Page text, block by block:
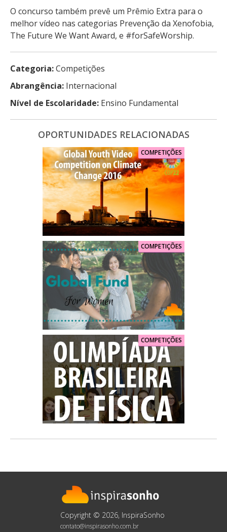
O concurso também prevê um Prêmio Extra para o
melhor vídeo nas categorias Prevenção da Xenofobia,
The Future We Want Award, e #forSafeWorship.
Categoria:Competições
Abrangência: Internacional
Nível de Escolaridade: Ensino Fundamental
OPORTUNIDADES RELACIONADAS
COMPETIÇÕES
COMPETIÇÕES
COMPETIÇÕES
Copyright © 2026, InspiraSonho
contato@inspirasonho.com.br